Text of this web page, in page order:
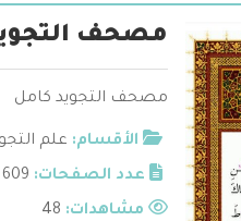
مصحف
مصحف التجويد كامل
الأقسام: علم
عدد الصفحات: 609
مشاهدات: